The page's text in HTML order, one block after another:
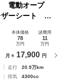
電動オープ
ーシート パ
本体価格
78
万円
諸費用
11
万円
月々 17,900 円
走行
20.9万km
排気
4300cc